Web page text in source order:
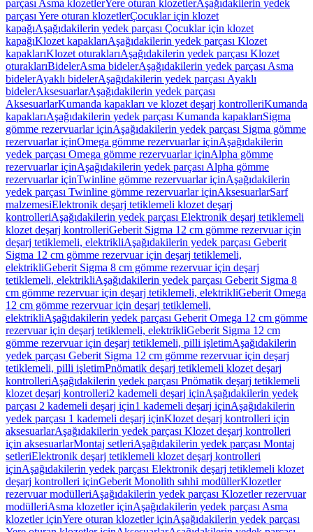
parçası Asma klozetlerYere oturan klozetlerAşağıdakilerin yedek
parçası Yere oturan klozetlerÇocuklar için klozet
kapağıAşağıdakilerin yedek parçası Çocuklar için klozet
kapağıKlozet kapaklarıAşağıdakilerin yedek parçası Klozet
kapaklarıKlozet oturaklarıAşağıdakilerin yedek parçası Klozet
oturaklarıBidelerAsma bidelerAşağıdakilerin yedek parçası Asma
bidelerAyaklı bidelerAşağıdakilerin yedek parçası Ayaklı
bidelerAksesuarlarAşağıdakilerin yedek parçası
AksesuarlarKumanda kapakları ve klozet deşarj kontrolleriKumanda
kapaklarıAşağıdakilerin yedek parçası Kumanda kapaklarıSigma
gömme rezervuarlar içinAşağıdakilerin yedek parçası Sigma gömme
rezervuarlar içinOmega gömme rezervuarlar içinAşağıdakilerin
yedek parçası Omega gömme rezervuarlar içinAlpha gömme
rezervuarlar içinAşağıdakilerin yedek parçası Alpha gömme
rezervuarlar içinTwinline gömme rezervuarlar içinAşağıdakilerin
yedek parçası Twinline gömme rezervuarlar içinAksesuarlarSarf
malzemesiElektronik deşarj tetiklemeli klozet deşarj
kontrolleriAşağıdakilerin yedek parçası Elektronik deşarj tetiklemeli
klozet deşarj kontrolleriGeberit Sigma 12 cm gömme rezervuar için
deşarj tetiklemeli, elektrikliAşağıdakilerin yedek parçası Geberit
Sigma 12 cm gömme rezervuar için deşarj tetiklemeli,
elektrikliGeberit Sigma 8 cm gömme rezervuar için deşarj
tetiklemeli, elektrikliAşağıdakilerin yedek parçası Geberit Sigma 8
cm gömme rezervuar için deşarj tetiklemeli, elektrikliGeberit Omega
12 cm gömme rezervuar için deşarj tetiklemeli,
elektrikliAşağıdakilerin yedek parçası Geberit Omega 12 cm gömme
rezervuar için deşarj tetiklemeli, elektrikliGeberit Sigma 12 cm
gömme rezervuar için deşarj tetiklemeli, pilli işletimAşağıdakilerin
yedek parçası Geberit Sigma 12 cm gömme rezervuar için deşarj
tetiklemeli, pilli işletimPnömatik deşarj tetiklemeli klozet deşarj
kontrolleriAşağıdakilerin yedek parçası Pnömatik deşarj tetiklemeli
klozet deşarj kontrolleri2 kademeli deşarj içinAşağıdakilerin yedek
parçası 2 kademeli deşarj için1 kademeli deşarj içinAşağıdakilerin
yedek parçası 1 kademeli deşarj içinKlozet deşarj kontrolleri için
aksesuarlarAşağıdakilerin yedek parçası Klozet deşarj kontrolleri
için aksesuarlarMontaj setleriAşağıdakilerin yedek parçası Montaj
setleriElektronik deşarj tetiklemeli klozet deşarj kontrolleri
içinAşağıdakilerin yedek parçası Elektronik deşarj tetiklemeli klozet
deşarj kontrolleri içinGeberit Monolith sıhhi modüllerKlozetler
rezervuar modülleriAşağıdakilerin yedek parçası Klozetler rezervuar
modülleriAsma klozetler içinAşağıdakilerin yedek parçası Asma
klozetler içinYere oturan klozetler içinAşağıdakilerin yedek parçası